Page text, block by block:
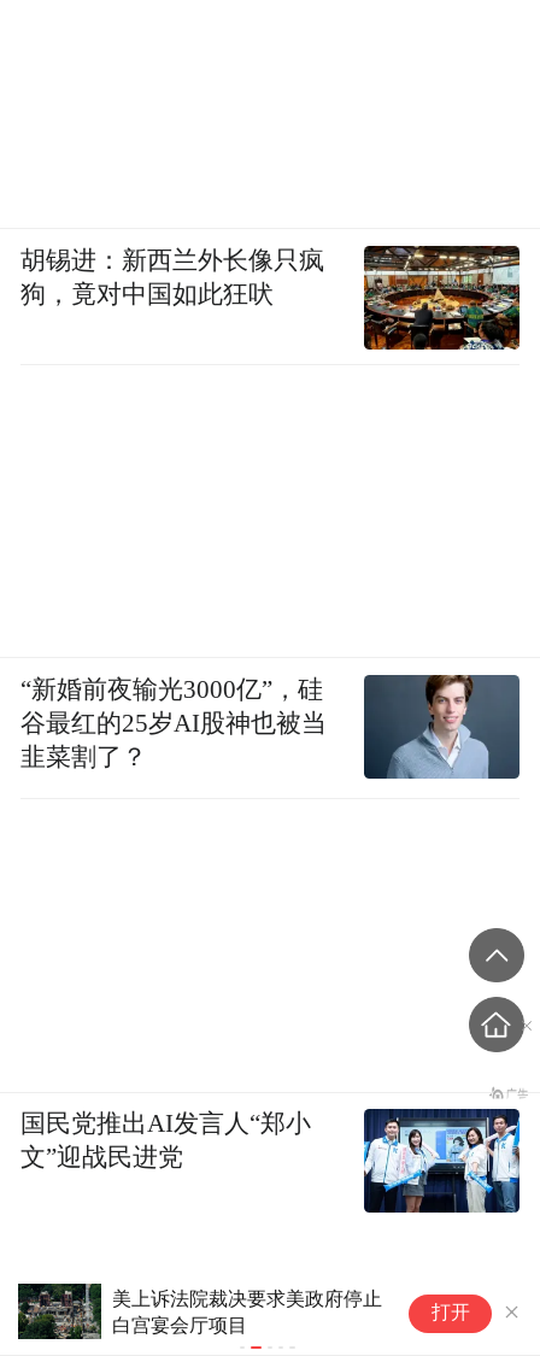
美上诉法院裁决要求美政府停止
白宫宴会厅项目
打开
胡锡进：新西兰外长像只疯
狗，竟对中国如此狂吠
“新婚前夜输光3000亿”，硅
谷最红的25岁AI股神也被当
韭菜割了？
国民党推出AI发言人“郑小
文”迎战民进党